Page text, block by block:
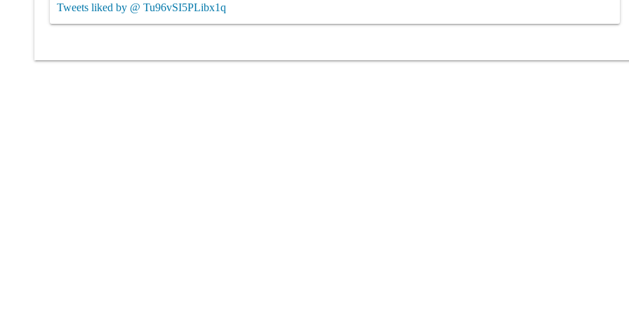
Tweets liked by @ Tu96vSI5PLibx1q